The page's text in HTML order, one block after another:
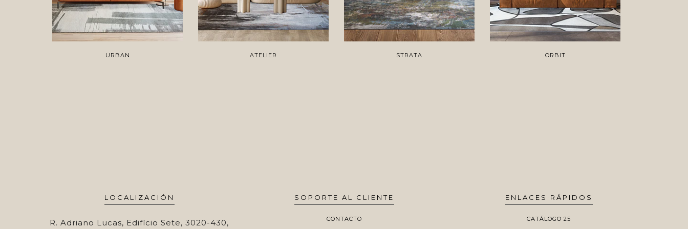
URBAN ATELIER STRATA ORBIT
LOCALIZACIÓN
R. Adriano Lucas, Edifício Sete, 3020-430,
SOPORTE AL CLIENTE
CONTACTO
ENLACES RÁPIDOS
CATÁLOGO 25